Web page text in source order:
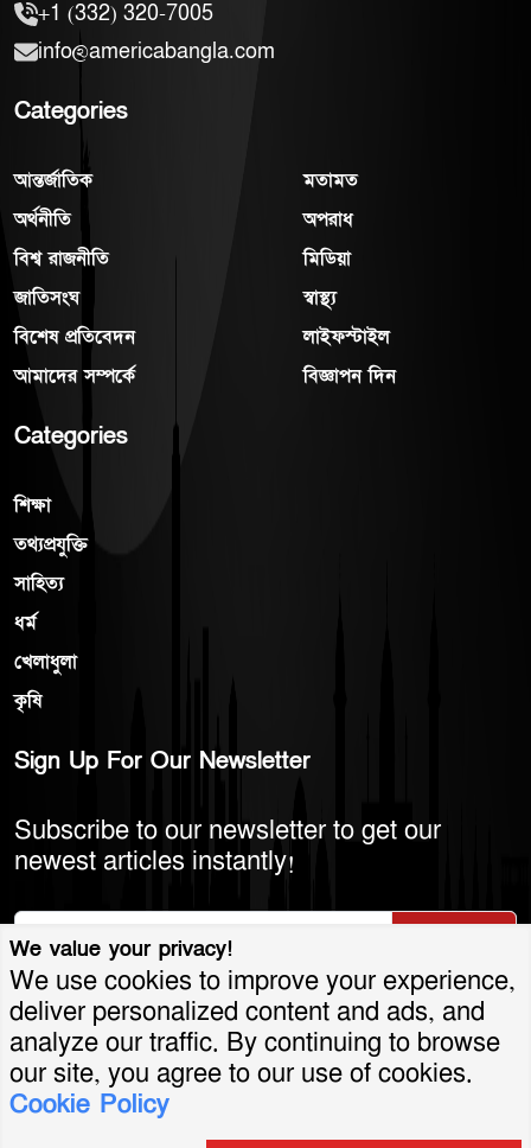
+1 (332) 320-7005
info@americabangla.com
Categories
আন্তর্জাতিক
অর্থনীতি
বিশ্ব রাজনীতি
জাতিসংঘ
বিশেষ প্রতিবেদন
আমাদের সম্পর্কে
মতামত
অপরাধ
মিডিয়া
স্বাস্থ্য
লাইফস্টাইল
বিজ্ঞাপন দিন
Categories
শিক্ষা
তথ্যপ্রযুক্তি
সাহিত্য
ধর্ম
খেলাধুলা
কৃষি
Sign Up For Our Newsletter
Subscribe to our newsletter to get our
newest articles instantly!
© 2026 America Bangla LLC. All Rights
Reserved.
We value your privacy!
We use cookies to improve your experience,
deliver personalized content and ads, and
analyze our traffic. By continuing to browse
our site, you agree to our use of cookies.
Cookie Policy